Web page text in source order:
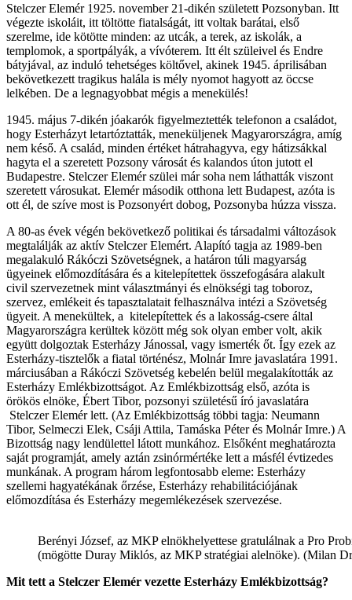
Stelczer Elemér 1925. november 21-dikén született Pozsonyban. Itt
végezte iskoláit, itt töltötte fiatalságát, itt voltak barátai, első
szerelme, ide kötötte minden: az utcák, a terek, az iskolák, a
templomok, a sportpályák, a vívóterem. Itt élt szüleivel és Endre
bátyjával, az induló tehetséges költővel, akinek 1945. áprilisában
bekövetkezett tragikus halála is mély nyomot hagyott az öccse
lelkében. De a legnagyobbat mégis a menekülés!
1945. május 7-dikén jóakarók figyelmeztették telefonon a családot,
hogy Esterházyt letartóztatták, meneküljenek Magyarországra, amíg
nem késő. A család, minden értéket hátrahagyva, egy hátizsákkal
hagyta el a szeretett Pozsony városát és kalandos úton jutott el
Budapestre. Stelczer Elemér szülei már soha nem láthatták viszont
szeretett városukat. Elemér második otthona lett Budapest, azóta is
ott él, de szíve most is Pozsonyért dobog, Pozsonyba húzza vissza.
A 80-as évek végén bekövetkező politikai és társadalmi változások
megtalálják az aktív Stelczer Elemért. Alapító tagja az 1989-ben
megalakuló Rákóczi Szövetségnek, a határon túli magyarság
ügyeinek előmozdítására és a kitelepítettek összefogására alakult
civil szervezetnek mint választmányi és elnökségi tag toboroz,
szervez, emlékeit és tapasztalatait felhasználva intézi a Szövetség
ügyeit. A menekültek, a kitelepítettek és a lakosság-csere által
Magyarországra kerültek között még sok olyan ember volt, akik
együtt dolgoztak Esterházy Jánossal, vagy ismerték őt. Így ezek az
Esterházy-tisztelők a fiatal történész, Molnár Imre javaslatára 1991.
márciusában a Rákóczi Szövetség kebelén belül megalakították az
Esterházy Emlékbizottságot. Az Emlékbizottság első, azóta is
örökös elnöke, Ébert Tibor, pozsonyi születésű író javaslatára
Stelczer Elemér lett. (Az Emlékbizottság többi tagja: Neumann
Tibor, Selmeczi Elek, Csáji Attila, Tamáska Péter és Molnár Imre.) A
Bizottság nagy lendülettel látott munkához. Elsőként meghatározta
saját programját, amely aztán zsinórmértéke lett a másfél évtizedes
munkának. A program három legfontosabb eleme: Esterházy
szellemi hagyatékának őrzése, Esterházy rehabilitációjának
előmozdítása és Esterházy megemlékezések szervezése.
Berényi József, az MKP elnökhelyettese gratulálnak a Pro
(mögötte Duray Miklós, az MKP stratégiai alelnöke). (Milan
Mit tett a Stelczer Elemér vezette Esterházy Emlékbizottság?